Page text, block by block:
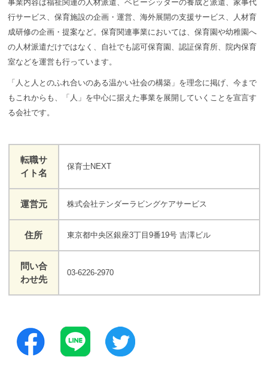
事業内容は福祉関連の人材派遣、ベビーシッターの養成と派遣、家事代
行サービス、保育施設の企画・運営、海外展開の支援サービス、人材育
成研修の企画・提案など。保育関連事業においては、保育園や幼稚園へ
の人材派遣だけではなく、自社でも認可保育園、認証保育所、院内保育
室などを運営も行っています。
「人と人とのふれ合いのある温かい社会の構築」を理念に掲げ、今まで
もこれからも、「人」を中心に据えた事業を展開していくことを宣言す
る会社です。
転職サ
イト名
保育⼠NEXT
運営元 株式会社テンダーラビングケアサービス
住所 東京都中央区銀座3丁目9番19号 吉澤ビル
問い合
わせ先
03-6226-2970